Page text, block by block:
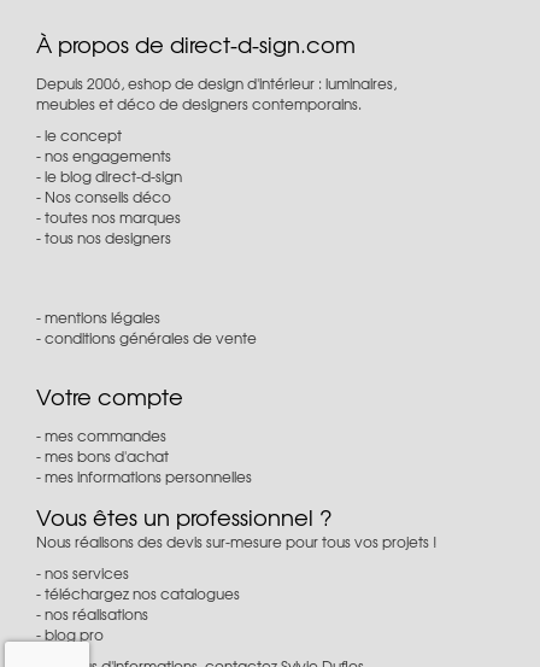
À propos de direct-d-sign.com
Depuis 2006, eshop de design d'intérieur : luminaires,
meubles et déco de designers contemporains.
le concept
nos engagements
le blog direct-d-sign
Nos conseils déco
toutes nos marques
tous nos designers
mentions légales
conditions générales de vente
Votre compte
mes commandes
mes bons d'achat
mes informations personnelles
Vous êtes un professionnel ?
Nous réalisons des devis sur-mesure pour tous vos projets !
nos services
téléchargez nos catalogues
nos réalisations
blog pro